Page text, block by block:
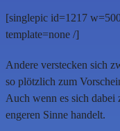
[singlepic id=1217
template=none /]
Andere verstecken sich
so plötzlich zum
Auch wenn es sich dabei
engeren Sinne handelt.